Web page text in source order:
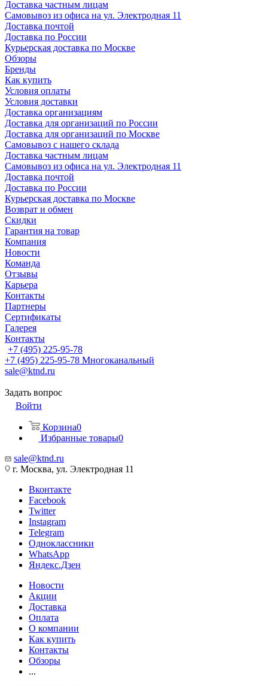
Доставка частным лицам
Самовывоз из офиса на ул. Электродная 11
Доставка почтой
Доставка по России
Курьерская доставка по Москве
Обзоры
Бренды
Как купить
Условия оплаты
Условия доставки
Доставка организациям
Доставка для организаций по России
Доставка для организаций по Москве
Самовывоз с нашего склада
Доставка частным лицам
Самовывоз из офиса на ул. Электродная 11
Доставка почтой
Доставка по России
Курьерская доставка по Москве
Возврат и обмен
Скидки
Гарантия на товар
Компания
Новости
Команда
Отзывы
Карьера
Контакты
Партнеры
Сертификаты
Галерея
Контакты
+7 (495) 225-95-78
+7 (495) 225-95-78 Многоканальный
sale@ktnd.ru
Задать вопрос
Войти
Корзина0
Избранные товары0
sale@ktnd.ru
г. Москва, ул. Электродная 11
Вконтакте
Facebook
Twitter
Instagram
Telegram
Одноклассники
WhatsApp
Яндекс.Дзен
Новости
Акции
Доставка
Оплата
О компании
Как купить
Контакты
Обзоры
...